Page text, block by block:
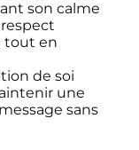
son calme
tout en
de soi
une
sans